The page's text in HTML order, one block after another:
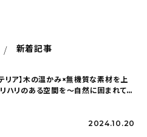
新着記事
リア】木の温かみ×無機質な素材を上
ハリのある空間を〜自然に囲まれて暮
ん）
2024.10.20